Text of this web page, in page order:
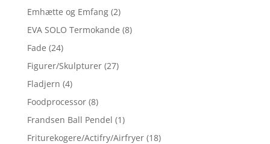
Emhætte og Emfang (2)
EVA SOLO Termokande (8)
Fade (24)
Figurer/Skulpturer (27)
Fladjern (4)
Foodprocessor (8)
Frandsen Ball Pendel (1)
Friturekogere/Actifry/Airfryer (18)